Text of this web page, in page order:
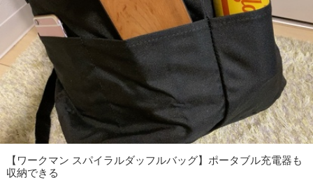
【ワークマン スパイラルダッフルバッグ】ポータブル充電器も
収納できる